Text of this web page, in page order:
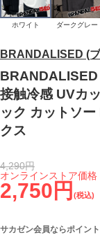
BRANDALISED (
BRANDALISED
接触冷感 UVカ
ック カットソ
クス
2,750円 (税込)
オンラインストア価格
4,290円
サカゼン会員ならポイント
ホワイト ダークグレー